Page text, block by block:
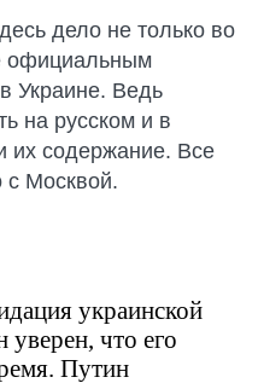
дело не только во
официальным
Украине. Ведь
на русском и в
их содержание. Все
с Москвой.
украинской
уверен, что его
Путин